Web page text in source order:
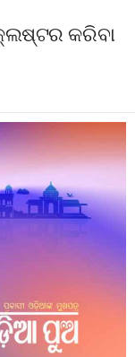
କରିବା